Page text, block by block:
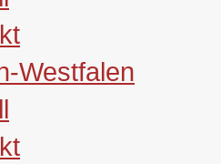
Westfalen